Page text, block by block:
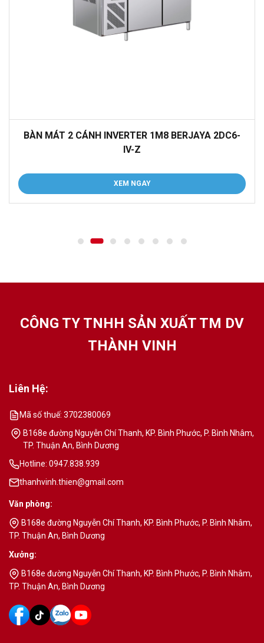
BÀN MÁT 2 CÁNH INVERTER 1M8 BERJAYA 2DC6-
IV-Z
XEM NGAY
CÔNG TY TNHH SẢN XUẤT TM DV
THÀNH VINH
Liên Hệ:
Mã số thuế: 3702380069
B168e đường Nguyễn Chí Thanh, KP. Bình Phước, P. Bình Nhâm,
TP. Thuận An, Bình Dương
Hotline: 0947.838.939
thanhvinh.thien@gmail.com
Văn phòng:
B168e đường Nguyễn Chí Thanh, KP. Bình Phước, P. Bình Nhâm,
TP. Thuận An, Bình Dương
Xưởng:
B168e đường Nguyễn Chí Thanh, KP. Bình Phước, P. Bình Nhâm,
TP. Thuận An, Bình Dương